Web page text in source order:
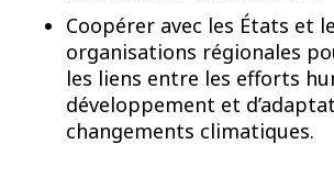
Coopérer avec les États et
organisations régionales
les liens entre les efforts
développement et
changements climatiques.